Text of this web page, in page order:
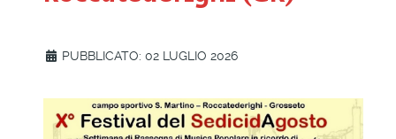
PUBBLICATO: 02 LUGLIO 2026